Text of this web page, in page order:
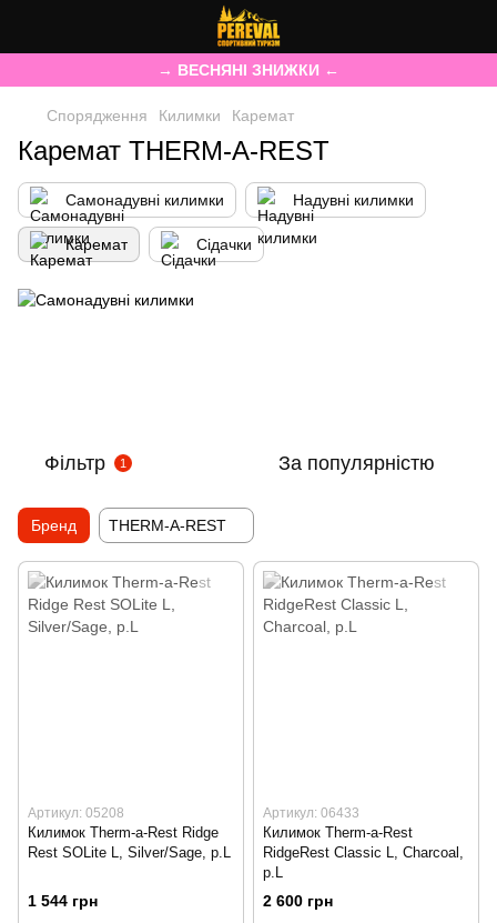
→ ВЕСНЯНІ ЗНИЖКИ ←
Спорядження Килимки Каремат
Каремат THERM-A-REST
Самонадувні килимки Надувні килимки
Каремат Сідачки
Фільтр 1 За популярністю
Бренд THERM-A-REST
Артикул: 05208
Килимок Therm-a-Rest Ridge
Rest SOLite L, Silver/Sage, р.L
1 544 грн
Артикул: 06433
Килимок Therm-a-Rest
RidgeRest Classic L, Charcoal,
р.L
2 600 грн